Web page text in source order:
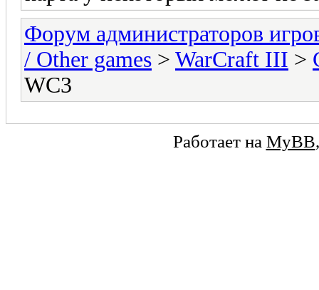
Форум администраторов
/ Other games > WarCraft III >
WC3
Работает на MyBB